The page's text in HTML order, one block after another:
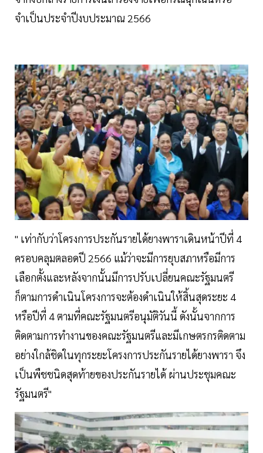
จำเป็นประจำปีงบประมาณ 2566
" เท่ากับว่าโครงการประกันรายได้ยางพาราเดินหน้าปีที่ 4
ครอบคลุมตลอดปี 2566 แม้ว่าจะมีการยุบสภาหรือมีการ
เลือกตั้งและหลังจากนั้นมีการปรับเปลี่ยนคณะรัฐมนตรี
ก็ตามการดำเนินโครงการจะต้องดำเนินให้สิ้นสุดระยะ 4
หรือปีที่ 4 ตามที่คณะรัฐมนตรีอนุมัติวันนี้ ดังนั้นจากการ
ติดตามการทำงานของคณะรัฐมนตรีและมีเกษตรกรติดตาม
อย่างใกล้ชิดในทุกระยะโครงการประกันรายได้ยางพารา จึง
เป็นพืชชนิดสุดท้ายของประกันรายได้ ผ่านประชุมคณะ
รัฐมนตรี"